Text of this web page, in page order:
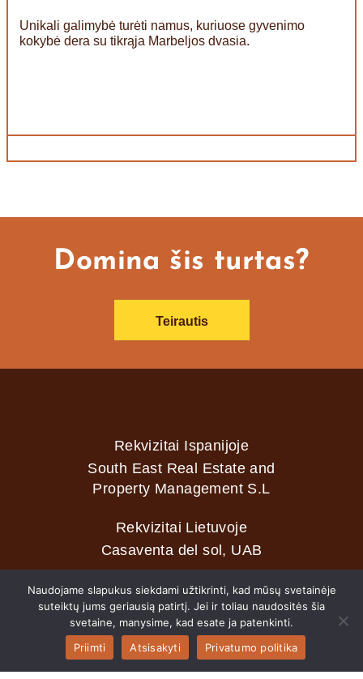
Unikali galimybė turėti namus, kuriuose gyvenimo
kokybė dera su tikrąja Marbeljos dvasia.
Domina šis turtas?
Teirautis
Rekvizitai Ispanijoje
South East Real Estate and
Property Management S.L
Rekvizitai Lietuvoje
Casaventa del sol, UAB
2026 © Casaventa del sol
Naudojame slapukus siekdami užtikrinti, kad mūsų svetainėje
suteiktų jums geriausią patirtį. Jei ir toliau naudositės šia
svetaine, manysime, kad esate ja patenkinti.
Priimti
Atsisakyti Privatumo politika